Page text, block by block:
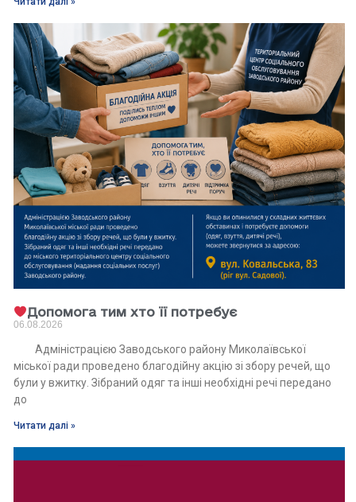
Допомога тим хто її потребує
06.08.2026
Адміністрацією Заводського району Миколаївської
міської ради проведено благодійну акцію зі збору речей, що
були у вжитку. Зібраний одяг та інші необхідні речі передано
до
Читати далі »